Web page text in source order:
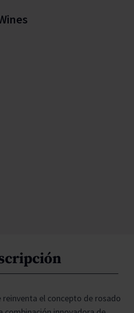
reinventa el concepto de rosado